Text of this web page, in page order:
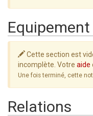
Equipement
Cette section est
incomplète. Votre aide
Une fois terminé, cette
Relations